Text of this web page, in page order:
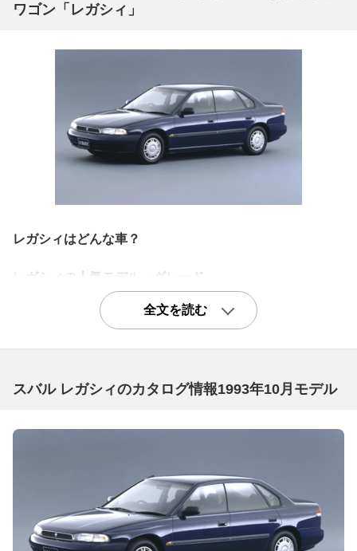
ワゴン「レガシィ」
レガシィはどんな車？
レガシィの人気モデル・グレード
ターボエンジンの基本グレード「GT」
5代目レガシィはターボエンジンを搭載したモデルには全
て2.5GTという名が与えられて、そこに必要なパッケージ
ジンのベーシックグレードということになります。ベーシ
ト、本革ステアリングホイール、ラゲッジルームからリヤ
れるSI-DRIVEや横滑り防止のVDCも備わっており、285p
s/350Nmというゆとりのパワーとトルクで走りを楽しむの
にも十分です。質実剛健なグレードとして評価されていま
すので、ぜひ一括査定を申し込んでみてください。
全文を読む
スバル レガシィのカタログ情報1993年10月モデル